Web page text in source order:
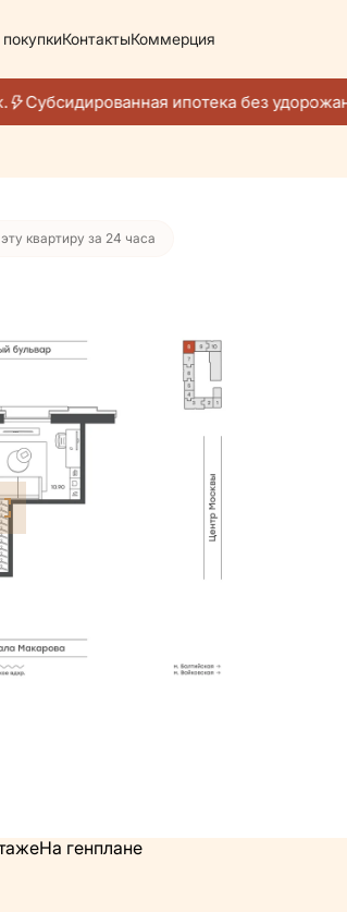
КонтактыКоммерция
Субсидированная ипотека без
руб./мес.
квартиру за 24 часа
На генплане